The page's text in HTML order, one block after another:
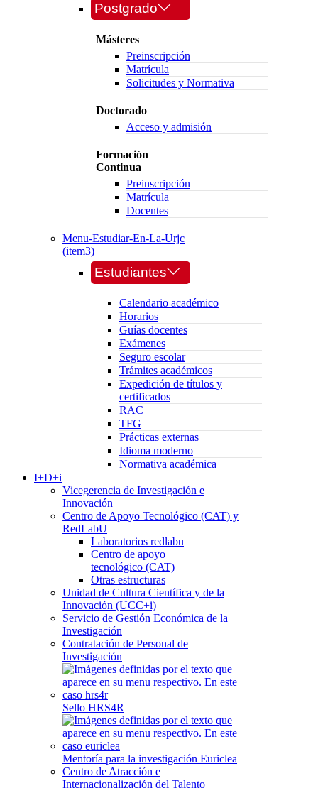
Postgrado
Másteres
Preinscripción
Matrícula
Solicitudes y Normativa
Doctorado
Acceso y admisión
Formación
Continua
Preinscripción
Matrícula
Docentes
Menu-Estudiar-En-La-Urjc
(item3)
Estudiantes
Calendario académico
Horarios
Guías docentes
Exámenes
Seguro escolar
Trámites académicos
Expedición de títulos y
certificados
RAC
TFG
Prácticas externas
Idioma moderno
Normativa académica
I+D+i
Vicegerencia de Investigación e
Innovación
Centro de Apoyo Tecnológico (CAT) y
RedLabU
Laboratorios redlabu
Centro de apoyo
tecnológico (CAT)
Otras estructuras
Unidad de Cultura Científica y de la
Innovación (UCC+i)
Servicio de Gestión Económica de la
Investigación
Contratación de Personal de
Investigación
Sello HRS4R
Mentoría para la investigación Euriclea
Centro de Atracción e
Internacionalización del Talento